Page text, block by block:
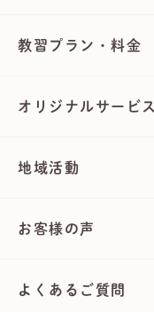
教習プラン・料金
オリジナルサービス
地域活動
お客様の声
よくあるご質問